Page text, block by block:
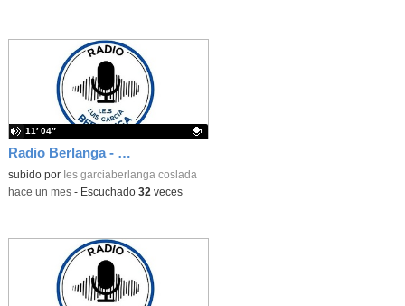
Radio Berlanga - 7º programa - Deportistas berlanguianos
Contenido educativo.
subido por Ies garciaberlanga coslada
11′ 04″
-hace un mes- Escuchado 32veces